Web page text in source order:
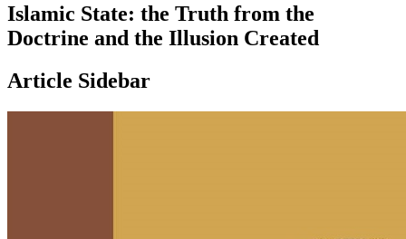
Islamic State: the Truth from the
Doctrine and the Illusion Created
Article Sidebar